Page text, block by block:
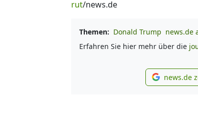
rut/news.de
Themen: Donald Trump news.de
Erfahren Sie hier mehr über die
news.de